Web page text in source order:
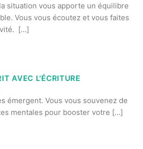
situation vous apporte un équilibre
Vous vous écoutez et vous faites
[…]
AVEC L'ÉCRITURE
émergent. Vous vous souvenez de
mentales pour booster votre […]